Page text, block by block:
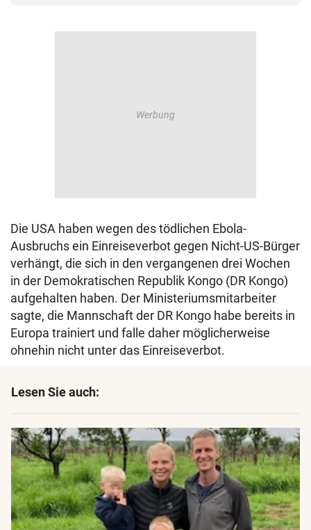
Die USA haben wegen des tödlichen Ebola-
Ausbruchs ein Einreiseverbot gegen Nicht-US-Bürger
verhängt, die sich in den vergangenen drei Wochen
in der Demokratischen Republik Kongo (DR Kongo)
aufgehalten haben. Der Ministeriumsmitarbeiter
sagte, die Mannschaft der DR Kongo habe bereits in
Europa trainiert und falle daher möglicherweise
ohnehin nicht unter das Einreiseverbot.
Lesen Sie auch: